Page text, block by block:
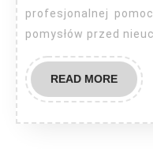
profesjonalnej
pomysłów przed
READ MOREREAD
MORE